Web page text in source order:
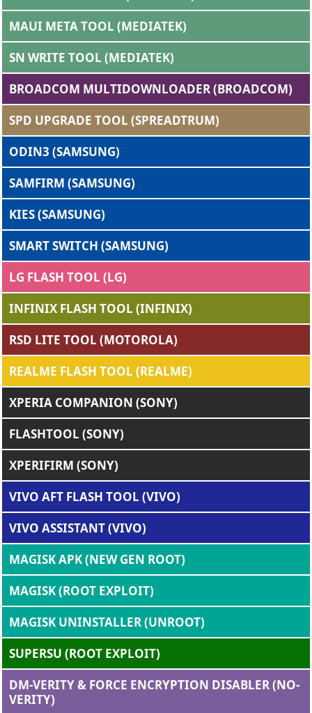
MAUI META TOOL (MEDIATEK)
SN WRITE TOOL (MEDIATEK)
BROADCOM MULTIDOWNLOADER (BROADCOM)
SPD UPGRADE TOOL (SPREADTRUM)
ODIN3 (SAMSUNG)
SAMFIRM (SAMSUNG)
KIES (SAMSUNG)
SMART SWITCH (SAMSUNG)
LG FLASH TOOL (LG)
INFINIX FLASH TOOL (INFINIX)
RSD LITE TOOL (MOTOROLA)
REALME FLASH TOOL (REALME)
XPERIA COMPANION (SONY)
FLASHTOOL (SONY)
XPERIFIRM (SONY)
VIVO AFT FLASH TOOL (VIVO)
VIVO ASSISTANT (VIVO)
MAGISK APK (NEW GEN ROOT)
MAGISK (ROOT EXPLOIT)
MAGISK UNINSTALLER (UNROOT)
SUPERSU (ROOT EXPLOIT)
DM-VERITY & FORCE ENCRYPTION DISABLER (NO-
VERITY)